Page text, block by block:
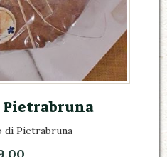
Pietrabruna
di Pietrabruna